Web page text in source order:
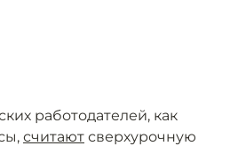
работодателей, как
считают сверхурочную